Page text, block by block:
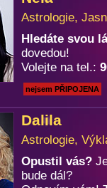
Astrologie,
Hledáte svou
dovedou!
Volejte na tel.:
nejsem PŘIPOJENA
Dalila
Astrologie,
Opustil vás?
bude dál?